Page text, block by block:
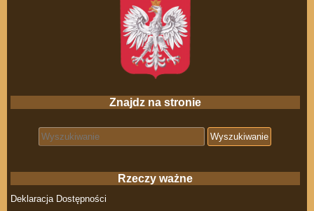
Znajdz na stronie
Search for:
Rzeczy ważne
Deklaracja Dostępności